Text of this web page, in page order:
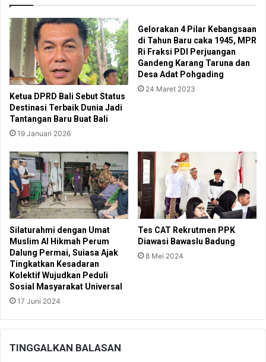
Ketua DPRD Bali Sebut Status
Destinasi Terbaik Dunia Jadi
Tantangan Baru Buat Bali
19 Januari 2026
Gelorakan 4 Pilar Kebangsaan
di Tahun Baru caka 1945, MPR
Ri Fraksi PDI Perjuangan
Gandeng Karang Taruna dan
Desa Adat Pohgading
24 Maret 2023
Silaturahmi dengan Umat
Muslim Al Hikmah Perum
Dalung Permai, Suiasa Ajak
Tingkatkan Kesadaran
Kolektif Wujudkan Peduli
Sosial Masyarakat Universal
17 Juni 2024
Tes CAT Rekrutmen PPK
Diawasi Bawaslu Badung
8 Mei 2024
TINGGALKAN BALASAN